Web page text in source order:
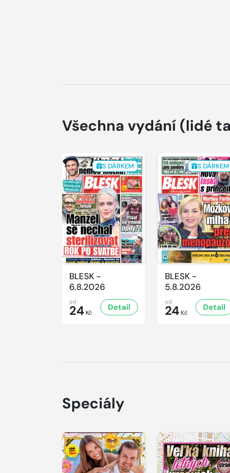
Všechna vydání (lidé
S DÁRKEM
BLESK -
6.8.2026
od
24 Kč
Detail
S DÁRKEM
BLESK -
5.8.2026
od
24 Kč
Detail
Speciály